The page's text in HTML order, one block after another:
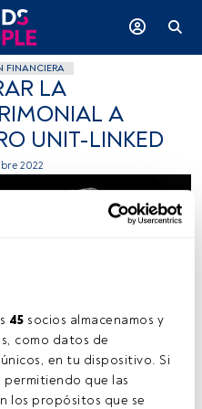
45 socios almacenamos y
como datos de
en tu dispositivo. Si
permitiendo que las
los propósitos que se
FINANCIERA
LA
A
UNIT-LINKED
2022